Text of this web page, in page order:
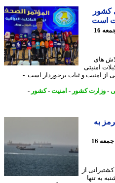
1 ساعت پیش - جمعه 16
و ثبات برخوردار است. -
کشور-امنیت-کشور-
به
1 ساعت پیش - جمعه 16
از
تنها